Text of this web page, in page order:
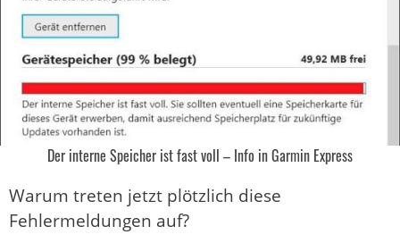
Der interne Speicher ist fast voll – Info in Garmin Express
Warum treten jetzt plötzlich diese
Fehlermeldungen auf?